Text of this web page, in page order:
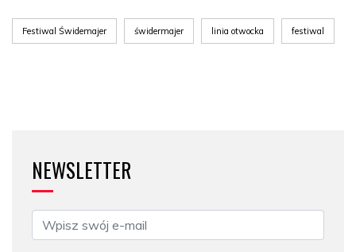
Festiwal Świdemajer świdermajer linia otwocka festiwal
NEWSLETTER